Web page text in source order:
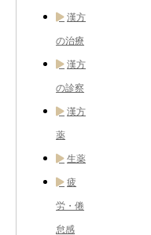
漢方
の治療
漢方
の診察
漢方
薬
生薬
疲
労・倦
怠感